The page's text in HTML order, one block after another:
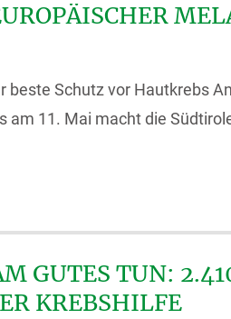
beste Schutz vor Hautkrebs
am 11. Mai macht die
GUTES TUN:
KREBSHILFE